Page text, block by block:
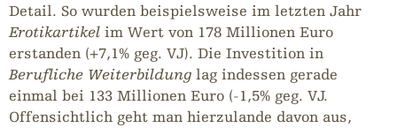
Detail. So wurden beispielsweise im letzten Jahr
Erotikartikel im Wert von 178 Millionen Euro
erstanden (+7,1% geg. VJ). Die Investition in
Berufliche Weiterbildung lag indessen gerade
einmal bei 133 Millionen Euro (-1,5% geg. VJ.
Offensichtlich geht man hierzulande davon aus,